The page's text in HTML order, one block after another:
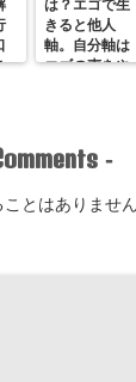
は？エゴで生
きると他人
軸。自分軸は
エゴの声をや
-
とはありません